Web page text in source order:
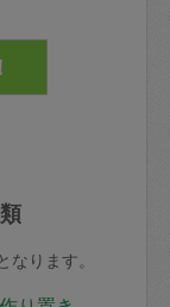
ります。